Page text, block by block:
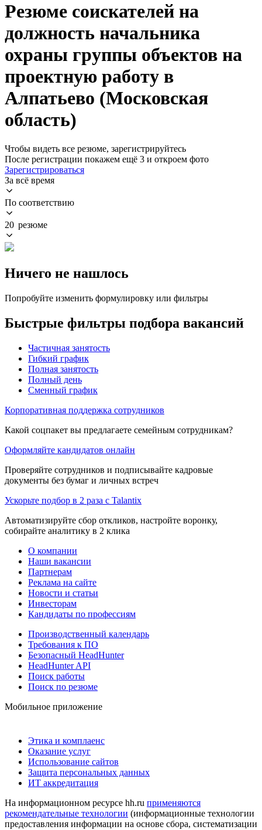
Резюме соискателей на
должность начальника
охраны группы объектов на
проектную работу в
Алпатьево (Московская
область)
Чтобы видеть все резюме, зарегистрируйтесь
После регистрации покажем ещё 3 и откроем фото
Зарегистрироваться
За всё время
По соответствию
20 резюме
Ничего не нашлось
Попробуйте изменить формулировку или фильтры
Быстрые фильтры подбора вакансий
Частичная занятость
Гибкий график
Полная занятость
Полный день
Сменный график
Корпоративная поддержка сотрудников
Какой соцпакет вы предлагаете семейным сотрудникам?
Оформляйте кандидатов онлайн
Проверяйте сотрудников и подписывайте кадровые
документы без бумаг и личных встреч
Ускорьте подбор в 2 раза с Talantix
Автоматизируйте сбор откликов, настройте воронку,
собирайте аналитику в 2 клика
О компании
Наши вакансии
Партнерам
Реклама на сайте
Новости и статьи
Инвесторам
Кандидаты по профессиям
Производственный календарь
Требования к ПО
Безопасный HeadHunter
HeadHunter API
Поиск работы
Поиск по резюме
Мобильное приложение
Этика и комплаенс
Оказание услуг
Использование сайтов
Защита персональных данных
ИТ аккредитация
На информационном ресурсе hh.ru применяются
рекомендательные технологии (информационные технологии
предоставления информации на основе сбора, систематизации